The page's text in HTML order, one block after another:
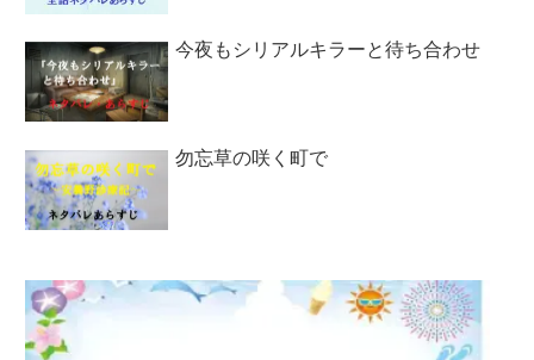
今夜もシリアルキラーと待ち合わせ
勿忘草の咲く町で